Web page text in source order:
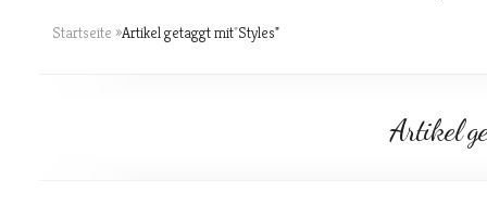
Startseite »Artikel getaggt mit"Styles"
Artikel